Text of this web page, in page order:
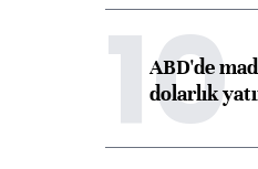
10
ABD'de
dolarlık